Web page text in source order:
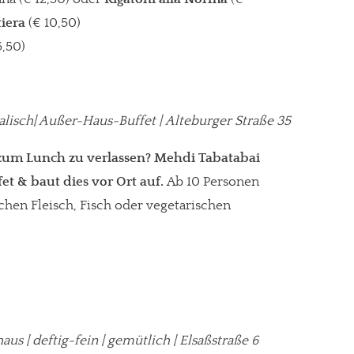
(€ 10,50)
Außer-Haus-Buffet | Alteburger Straße 35
Lunch zu verlassen? Mehdi Tabatabai
& baut dies vor Ort auf.Ab 10 Personen
Fleisch, Fisch oder vegetarischen
| deftig-fein | gemütlich |Elsaßstraße 6